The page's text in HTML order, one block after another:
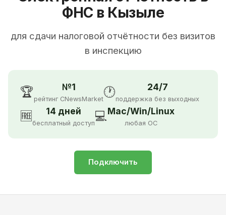
ФНС в Кызыле
для сдачи налоговой отчётности без визитов
в инспекцию
🏆 №1
рейтинг CNewsMarket🕐 24/7
поддержка без выходных
🆓 14 дней
бесплатный доступ💻Mac/Win/Linux
любая ОС
Подключить